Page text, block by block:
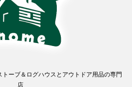
ーブ＆ログハウスとアウトドア用品の専門
店